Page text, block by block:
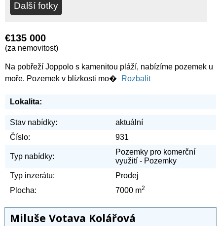
Další fotky
€135 000
(za nemovitost)
Na pobřeží Joppolo s kamenitou pláží, nabízíme pozemek u
moře. Pozemek v blízkosti mo�
Rozbalit
Lokalita:
Stav nabídky:
aktuální
Číslo:
931
Typ nabídky:
Pozemky pro komerční
využití - Pozemky
Typ inzerátu:
Prodej
Plocha:
7000 m2
Miluše Votava Kolářová